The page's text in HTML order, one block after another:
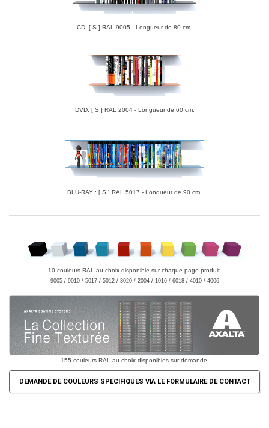
CD: [ S ] RAL 9005 - Longueur de 80 cm.
DVD: [ S ] RAL 2004 - Longueur de 60 cm.
BLU-RAY : [ S ] RAL 5017 - Longueur de 90 cm.
10 couleurs RAL au choix disponible sur chaque page produit.
9005 / 9010 / 5017 / 5012 / 3020 / 2004 / 1016 / 6018 / 4010 / 4006
155 couleurs RAL au choix disponibles sur demande.
DEMANDE DE COULEURS SPÉCIFIQUES VIA LE FORMULAIRE DE CONTACT